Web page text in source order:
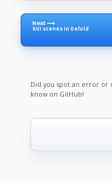
Next ⟶
GUI scenes in Defold
Did you spot an error or
know on GitHub!